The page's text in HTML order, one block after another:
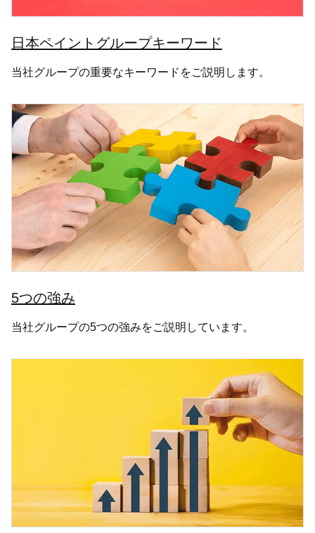
日本ペイントグループキーワード
当社グループの重要なキーワードをご説明します。
5つの強み
当社グループの5つの強みをご説明しています。